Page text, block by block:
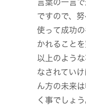
言葉の一言
ですので、
使って成功
かれることを
以上のよう
なされてい
ん方の未来
く事でしょう